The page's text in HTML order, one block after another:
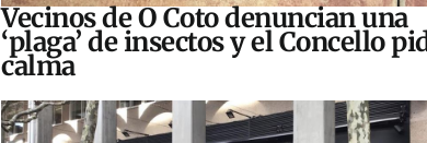
Vecinos de O Coto denuncian una
‘plaga’ de insectos y el Concello
calma